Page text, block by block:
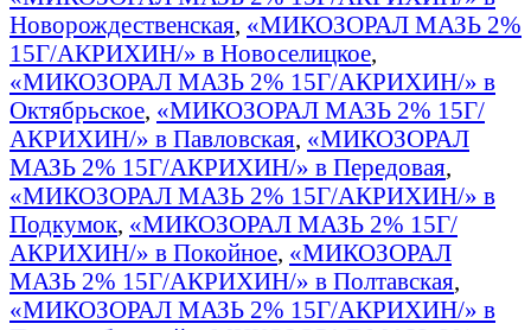
Новорождественская, «МИКОЗОРАЛ МАЗЬ 2%
15Г/АКРИХИН/» в Новоселицкое,
«МИКОЗОРАЛ МАЗЬ 2% 15Г/АКРИХИН/» в
Октябрьское, «МИКОЗОРАЛ МАЗЬ 2% 15Г/
АКРИХИН/» в Павловская, «МИКОЗОРАЛ
МАЗЬ 2% 15Г/АКРИХИН/» в Передовая,
«МИКОЗОРАЛ МАЗЬ 2% 15Г/АКРИХИН/» в
Подкумок, «МИКОЗОРАЛ МАЗЬ 2% 15Г/
АКРИХИН/» в Покойное, «МИКОЗОРАЛ
МАЗЬ 2% 15Г/АКРИХИН/» в Полтавская,
«МИКОЗОРАЛ МАЗЬ 2% 15Г/АКРИХИН/» в